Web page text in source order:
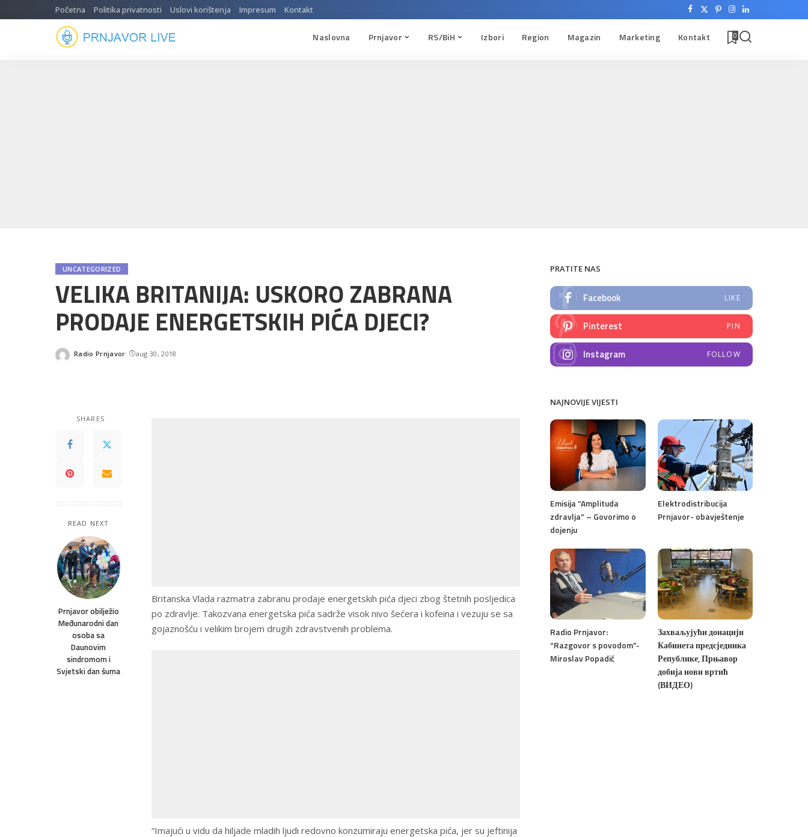
Početna Politika privatnosti Uslovi korištenja Impresum Kontakt
Naslovna Prnjavor RS/BiH Izbori Region Magazin Marketing Kontakt 0
UNCATEGORIZED
VELIKA BRITANIJA: USKORO ZABRANA
PRODAJE ENERGETSKIH PIĆA DJECI?
Posted
Radio Prnjavor aug 30, 2018
SHARES
READ NEXT
Prnjavor obilježio
Međunarodni dan
osoba sa
Daunovim
sindromom i
Svjetski dan šuma
Britanska Vlada razmatra zabranu prodaje energetskih pića djeci zbog štetnih posljedica
po zdravlje. Takozvana energetska pića sadrže visok nivo šećera i kofeina i vezuju se sa
gojaznošću i velikim brojem drugih zdravstvenih problema.
“Imajući u vidu da hiljade mladih ljudi redovno konzumiraju energetska pića, jer su jeftinija
PRATITE NAS
Facebook LIKE
Pinterest PIN
Instagram FOLLOW
NAJNOVIJE VIJESTI
Emisija “Amplituda
zdravlja” – Govorimo o
dojenju
Elektrodistribucija
Prnjavor- obavještenje
Radio Prnjavor:
“Razgovor s povodom”-
Miroslav Popadić
Захваљујући донацији
Кабинета предсједника
Републике, Прњавор
добија нови вртић
(ВИДЕО)